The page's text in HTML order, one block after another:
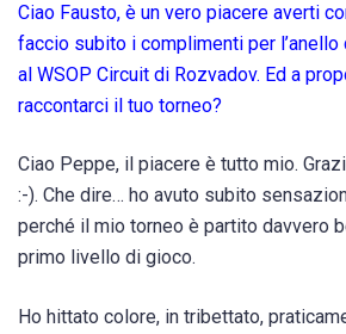
Ciao Fausto, è un vero piacere averti
faccio subito i complimenti per l’anello
al WSOP Circuit di Rozvadov. Ed a
raccontarci il tuo torneo?
Ciao Peppe, il piacere è tutto mio.
:-). Che dire… ho avuto subito
perché il mio torneo è partito davvero
primo livello di gioco.
Ho hittato colore, in tribettato,